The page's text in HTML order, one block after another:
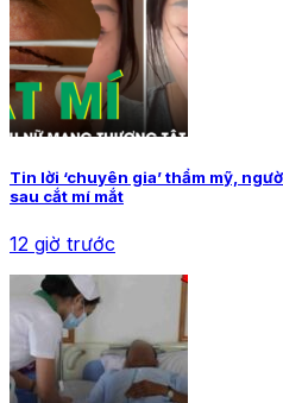
Tin lời ‘chuyên gia’ thẩm mỹ,
sau cắt mí mắt
12 giờ trước